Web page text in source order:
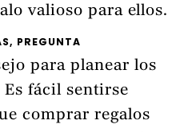
valioso para ellos.
PREGUNTA
para planear los
fácil sentirse
comprar regalos